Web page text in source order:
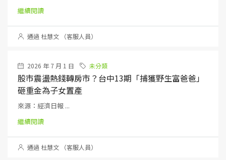
繼續閱讀
通過 杜慧文 （客服人員）
2026 年 7 月 1 日 未分類
股市震盪熱錢轉房市？台中13期「捕獲野生富爸爸」
砸重金為子女置產
來源：經濟日報 ...
繼續閱讀
通過 杜慧文 （客服人員）